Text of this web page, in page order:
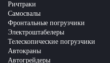
Ричтраки
Самосвалы
Фронтальные погрузчики
Электроштабелеры
Телескопические погрузчики
Автокраны
Автогрейдеры